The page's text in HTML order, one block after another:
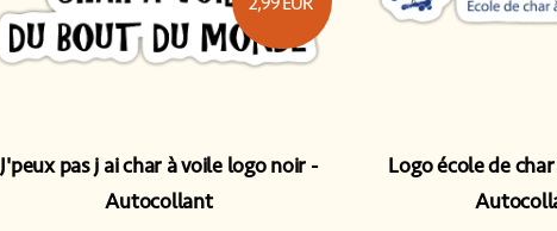
J'peux pas j ai char à voile logo noir
Autocollant
Logo école de